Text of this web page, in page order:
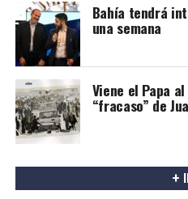
Bahía tendrá
una semana
Viene el Papa
“fracaso” de
+